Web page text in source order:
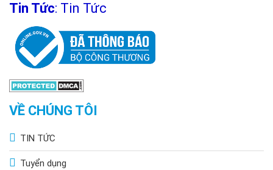
Tin Tức: Tin Tức
VỀ CHÚNG TÔI
TIN TỨC
Tuyển dụng